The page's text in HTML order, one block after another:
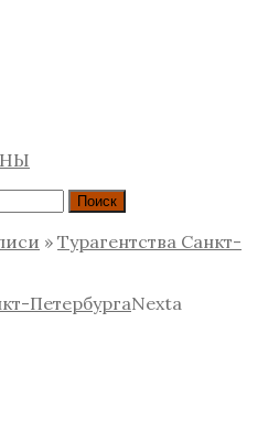
» Турагентства Санкт-
ПетербургаNexta